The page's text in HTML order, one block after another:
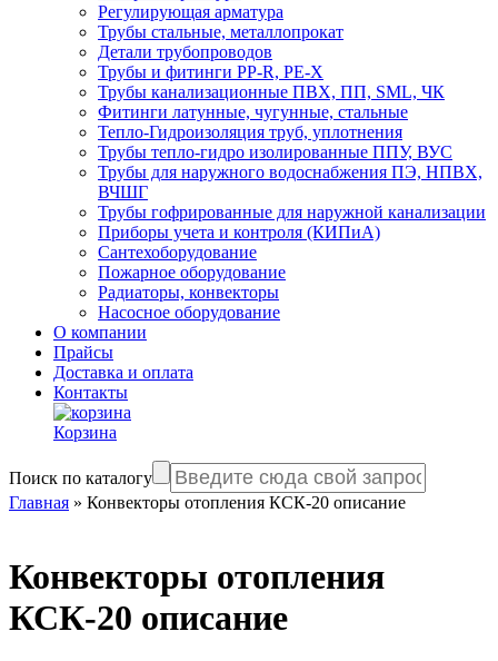
Регулирующая арматура
Трубы стальные, металлопрокат
Детали трубопроводов
Трубы и фитинги PP-R, PE-X
Трубы канализационные ПВХ, ПП, SML, ЧК
Фитинги латунные, чугунные, стальные
Тепло-Гидроизоляция труб, уплотнения
Трубы тепло-гидро изолированные ППУ, ВУС
Трубы для наружного водоснабжения ПЭ, НПВХ,
ВЧШГ
Трубы гофрированные для наружной канализации
Приборы учета и контроля (КИПиА)
Сантехоборудование
Пожарное оборудование
Радиаторы, конвекторы
Насосное оборудование
О компании
Прайсы
Доставка и оплата
Контакты
Корзина
Поиск по каталогу
Главная » Конвекторы отопления КСК-20 описание
Конвекторы отопления
КСК-20 описание